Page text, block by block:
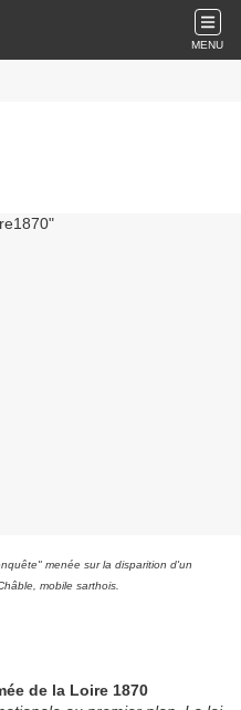
MENU
menée sur la disparition d'un
mobile sarthois.
de la Loire 1870